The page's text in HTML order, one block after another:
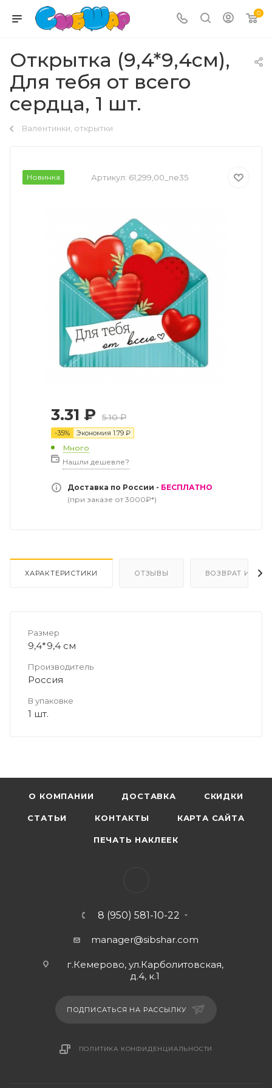
0
Открытка (9,4*9,4см),
Для тебя от всего
сердца, 1 шт.
Валентинки, открытки
Новинка Артикул: 61,299,00_ne35
3.31 ₽ 5.10₽
-35% Экономия 1.79 ₽
Много
Нашли дешевле?
Доставка по России - БЕСПЛАТНО
(при заказе от 3000₽*)
ХАРАКТЕРИСТИКИ ОТЗЫВЫ ВОЗВРАТ И
Размер
9,4*9,4 см
Производитель
Россия
В упаковке
1 шт.
О КОМПАНИИ ДОСТАВКА СКИДКИ
СТАТЬИ КОНТАКТЫ КАРТА САЙТА
ПЕЧАТЬ НАКЛЕЕК
8 (950) 581-10-22
manager@sibshar.com
г.Кемерово, ул.Карболитовская,
д.4, к.1
ПОДПИСАТЬСЯ НА РАССЫЛКУ
ПОЛИТИКА КОНФИДЕНЦИАЛЬНОСТИ